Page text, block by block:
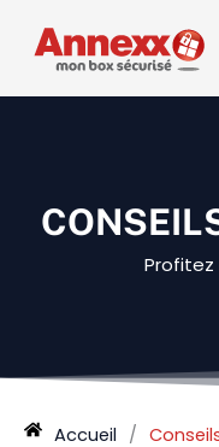
contenu
Accueil /